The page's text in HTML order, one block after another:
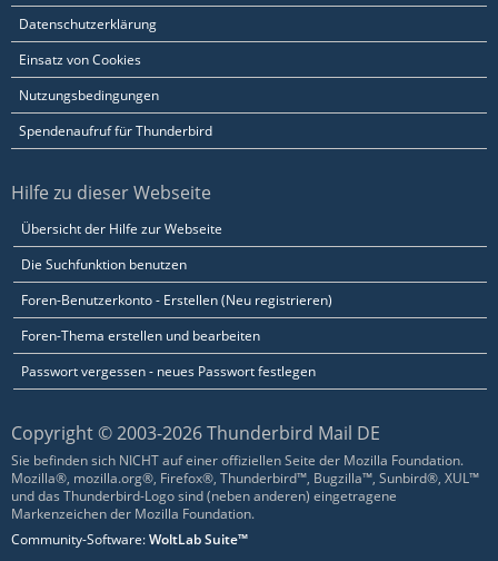
Datenschutzerklärung
Einsatz von Cookies
Nutzungsbedingungen
Spendenaufruf für Thunderbird
Hilfe zu dieser Webseite
Übersicht der Hilfe zur Webseite
Die Suchfunktion benutzen
Foren-Benutzerkonto - Erstellen (Neu registrieren)
Foren-Thema erstellen und bearbeiten
Passwort vergessen - neues Passwort festlegen
Copyright © 2003-2026 Thunderbird Mail DE
Sie befinden sich NICHT auf einer offiziellen Seite der Mozilla Foundation.
Mozilla®, mozilla.org®, Firefox®, Thunderbird™, Bugzilla™, Sunbird®, XUL™
und das Thunderbird-Logo sind (neben anderen) eingetragene
Markenzeichen der Mozilla Foundation.
Community-Software:WoltLab Suite™